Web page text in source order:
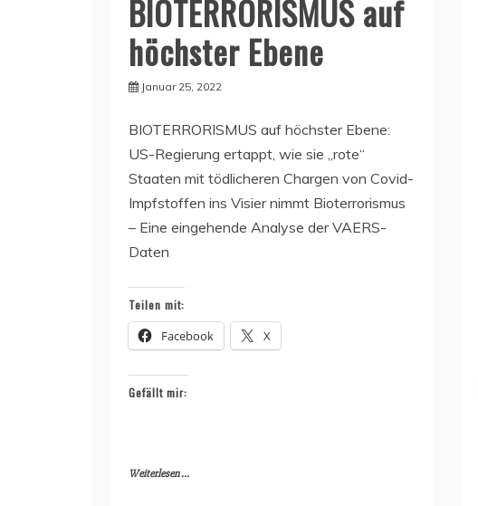
BIOTERRORISMUS auf
höchster Ebene
Januar 25, 2022
BIOTERRORISMUS auf höchster Ebene:
US-Regierung ertappt, wie sie „rote“
Staaten mit tödlicheren Chargen von Covid-
Impfstoffen ins Visier nimmt Bioterrorismus
– Eine eingehende Analyse der VAERS-
Daten
Teilen mit:
Facebook X
Gefällt mir:
Weiterlesen ...